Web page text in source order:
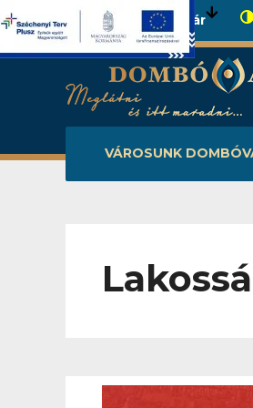
Városunk Dombóvár
VÁROSUNK